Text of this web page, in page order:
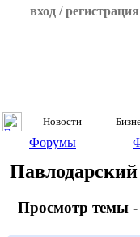
вход / регистрация
Новости
Форумы
Просмотр темы